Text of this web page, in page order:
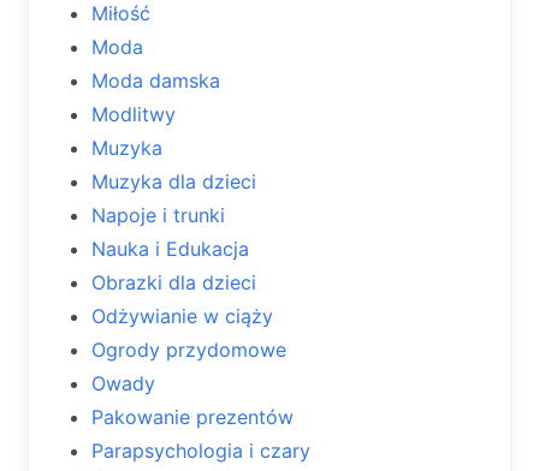
Miłość
Moda
Moda damska
Modlitwy
Muzyka
Muzyka dla dzieci
Napoje i trunki
Nauka i Edukacja
Obrazki dla dzieci
Odżywianie w ciąży
Ogrody przydomowe
Owady
Pakowanie prezentów
Parapsychologia i czary